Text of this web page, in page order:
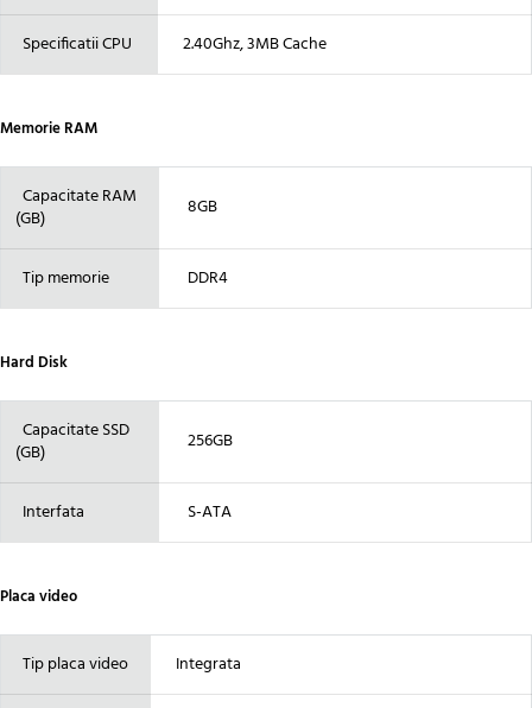
Specificatii CPU 2.40Ghz, 3MB Cache
Memorie RAM
Capacitate RAM
(GB)
8GB
Tip memorie DDR4
Hard Disk
Capacitate SSD
(GB)
256GB
Interfata S-ATA
Placa video
Tip placa video Integrata